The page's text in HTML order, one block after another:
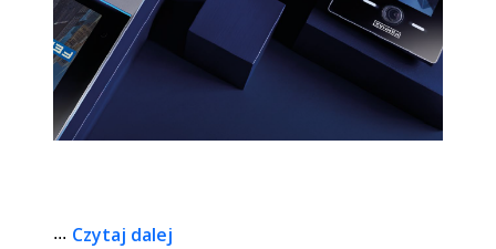
... Czytaj dalej